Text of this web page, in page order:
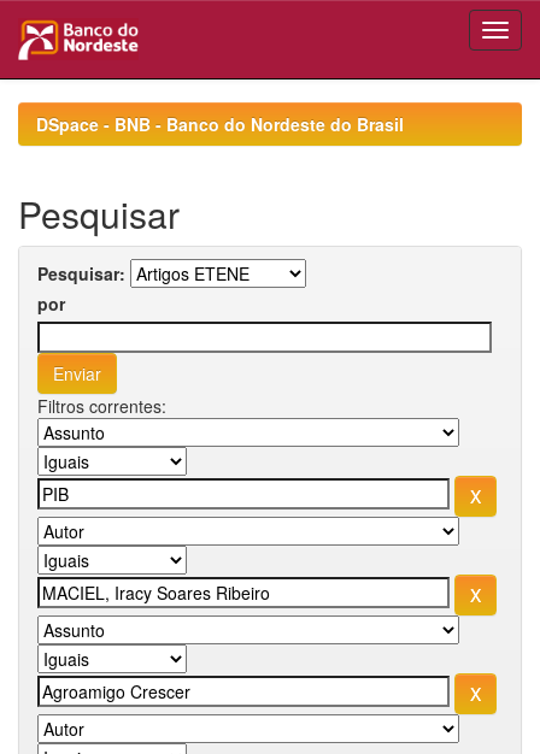
navigationDSpace - BNB - Banco do Nordeste do Brasil
Pesquisar
Pesquisar:
por
Filtros correntes: